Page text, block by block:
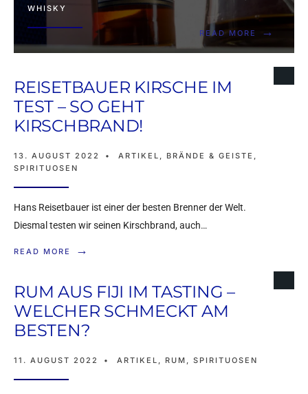
WHISKY
READ MORE →
REISETBAUER KIRSCHE IM
TEST – SO GEHT
KIRSCHBRAND!
13. AUGUST 2022 • ARTIKEL BRÄNDE & GEISTE
SPIRITUOSEN
Hans Reisetbauer ist einer der besten Brenner der Welt.
Diesmal testen wir seinen Kirschbrand, auch…
READ MORE →
RUM AUS FIJI IM TASTING –
WELCHER SCHMECKT AM
BESTEN?
11. AUGUST 2022 • ARTIKEL RUM SPIRITUOSEN
CANTARELLE GIN DE
PROVENCE IM TEST –
MINIMALISTEN-GIN